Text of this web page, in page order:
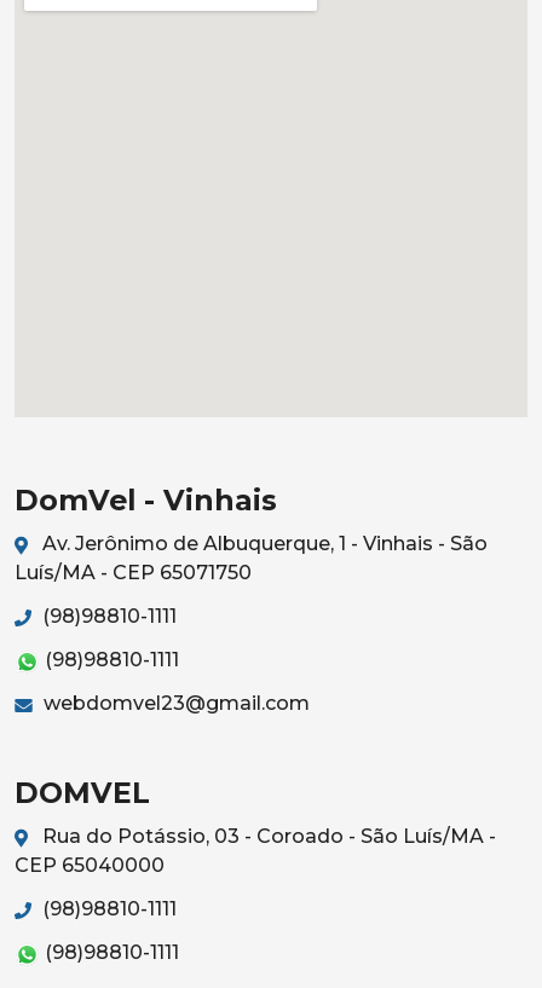
DomVel - Vinhais
Av. Jerônimo de Albuquerque, 1 - Vinhais - São
Luís/MA - CEP 65071750
(98)98810-1111
(98)98810-1111
webdomvel23@gmail.com
DOMVEL
Rua do Potássio, 03 - Coroado - São Luís/MA -
CEP 65040000
(98)98810-1111
(98)98810-1111